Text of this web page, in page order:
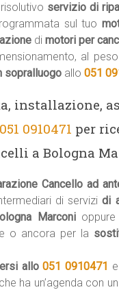
servizio di
sul tuo
di motori per
al
sopralluogo allo 051
installazione,
051 0910471 per
a Bologna
Cancello ad
di servizidi
Marconi
o ancora per la
allo051 0910471
ha un’agenda con